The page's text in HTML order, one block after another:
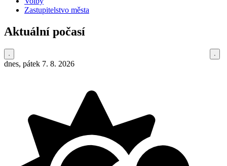
Zastupitelstvo města
Aktuální počasí
dnes, pátek 7. 8. 2026